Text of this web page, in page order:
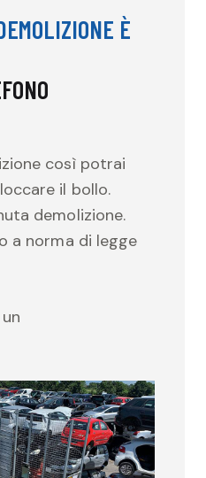
È
così potrai
il bollo.
demolizione.
a norma di legge